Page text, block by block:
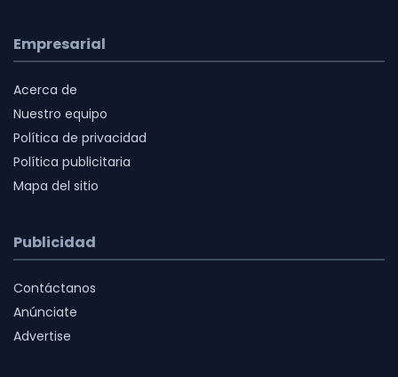
Empresarial
Acerca de
Nuestro equipo
Política de privacidad
Política publicitaria
Mapa del sitio
Publicidad
Contáctanos
Anúnciate
Advertise